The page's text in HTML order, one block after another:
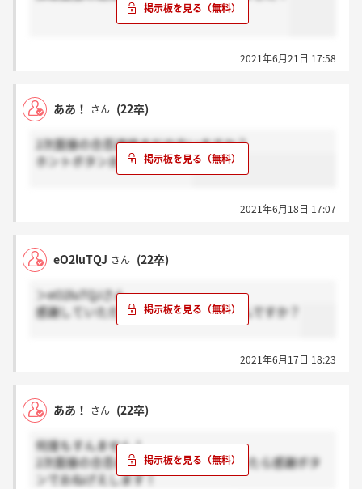
2021年6月21日 17:58
ああ！ さん (22卒)
2次面接の合否連絡まだの方いますか？
ホントボタンお願いします。
2021年6月18日 17:07
eO2luTQJ さん (22卒)
＞eO2luTQJさん
感謝していただいた方、提出物ってなんですか？
2021年6月17日 18:23
ああ！ さん (22卒)
何度もすんません！
2次面接の合否の連絡まだ来てない方いたら感謝ボタ
ンでおねげえします！